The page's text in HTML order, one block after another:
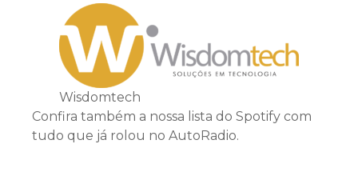
Wisdomtech
Confira também a nossa lista do Spotify com
tudo que já rolou no AutoRadio.